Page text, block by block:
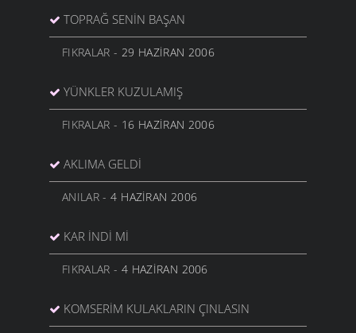
TOPRAĞ SENIN BAŞAN
FIKRALAR - 29 HAZIRAN 2006
YÜNKLER KUZULAMIŞ
FIKRALAR - 16 HAZIRAN 2006
AKLIMA GELDİ
ANILAR- 4 HAZIRAN 2006
KAR İNDI MI
FIKRALAR - 4 HAZIRAN 2006
KOMSERİM KULAKLARIN ÇINLASIN